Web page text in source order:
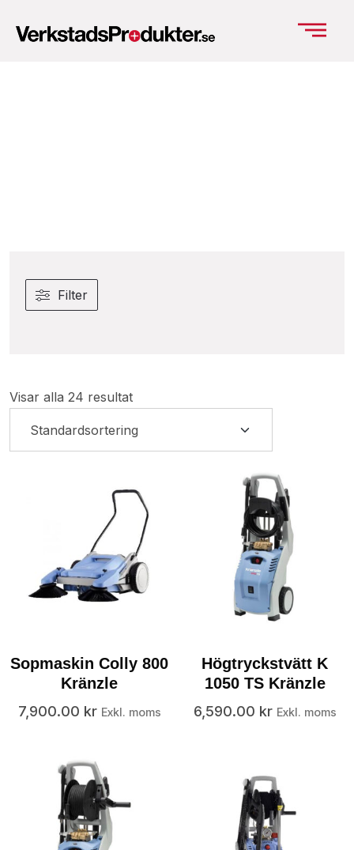
Filter
Visar alla 24 resultat
Sopmaskin Colly 800
Kränzle
7,900.00 kr Exkl. moms
Högtryckstvätt K
1050 TS Kränzle
6,590.00 kr Exkl. moms